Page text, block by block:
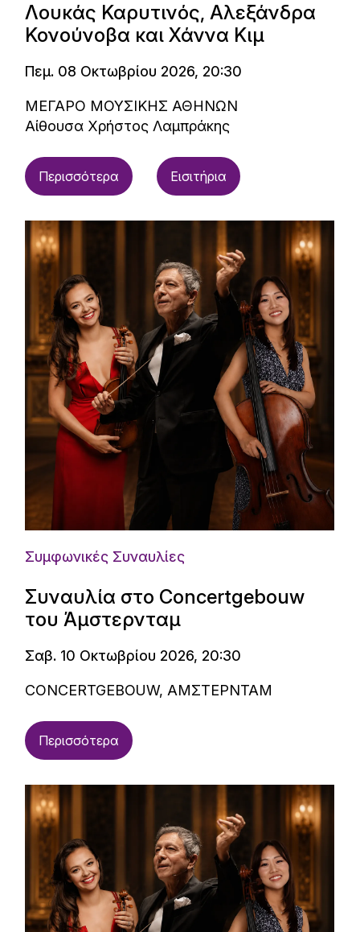
Λουκάς Καρυτινός, Αλεξάνδρα
Κονούνοβα και Χάννα Κιμ
Πεμ. 08 Οκτωβρίου 2026, 20:30
ΜΕΓΑΡΟ ΜΟΥΣΙΚΗΣ ΑΘΗΝΩΝ
Αίθουσα Χρήστος Λαμπράκης
Περισσότερα Εισιτήρια
Συμφωνικές Συναυλίες
Συναυλία στο Concertgebouw
του Άμστερνταμ
Σαβ. 10 Οκτωβρίου 2026, 20:30
CONCERTGEBOUW, ΑΜΣΤΕΡΝΤΑΜ
Περισσότερα